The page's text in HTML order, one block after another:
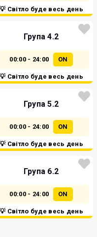
Світло буде весь день
Група 4.2
00:00 - 24:00 ON
Світло буде весь день
Група 5.2
00:00 - 24:00 ON
Світло буде весь день
Група 6.2
00:00 - 24:00 ON
Світло буде весь день